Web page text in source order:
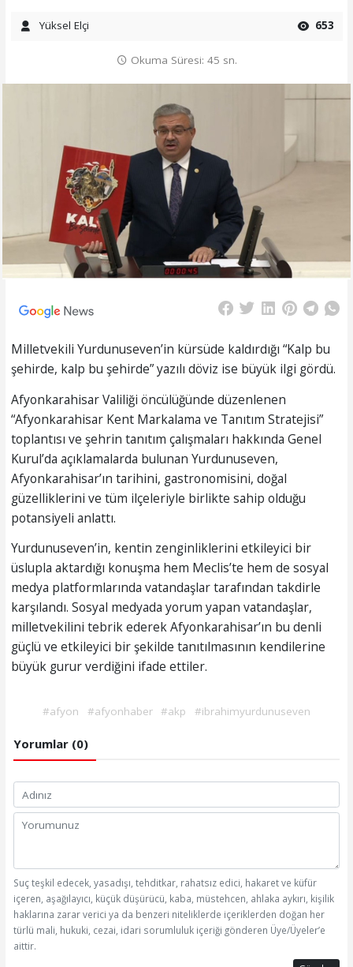
Yüksel Elçi 653
Okuma Süresi: 45 sn.
Milletvekili Yurdunuseven’in kürsüde kaldırdığı “Kalp bu
şehirde, kalp bu şehirde” yazılı döviz ise büyük ilgi gördü.
Afyonkarahisar Valiliği öncülüğünde düzenlenen
“Afyonkarahisar Kent Markalama ve Tanıtım Stratejisi”
toplantısı ve şehrin tanıtım çalışmaları hakkında Genel
Kurul’da açıklamalarda bulunan Yurdunuseven,
Afyonkarahisar’ın tarihini, gastronomisini, doğal
güzelliklerini ve tüm ilçeleriyle birlikte sahip olduğu
potansiyeli anlattı.
Yurdunuseven’in, kentin zenginliklerini etkileyici bir
üslupla aktardığı konuşma hem Meclis’te hem de sosyal
medya platformlarında vatandaşlar tarafından takdirle
karşılandı. Sosyal medyada yorum yapan vatandaşlar,
milletvekilini tebrik ederek Afyonkarahisar’ın bu denli
güçlü ve etkileyici bir şekilde tanıtılmasının kendilerine
büyük gurur verdiğini ifade ettiler.
#afyon #afyonhaber #akp #ibrahimyurdunuseven
Yorumlar (0)
Suç teşkil edecek, yasadışı, tehditkar, rahatsız edici, hakaret ve küfür
içeren, aşağılayıcı, küçük düşürücü, kaba, müstehcen, ahlaka aykırı, kişilik
haklarına zarar verici ya da benzeri niteliklerde içeriklerden doğan her
türlü mali, hukuki, cezai, idari sorumluluk içeriği gönderen Üye/Üyeler’e
aittir.